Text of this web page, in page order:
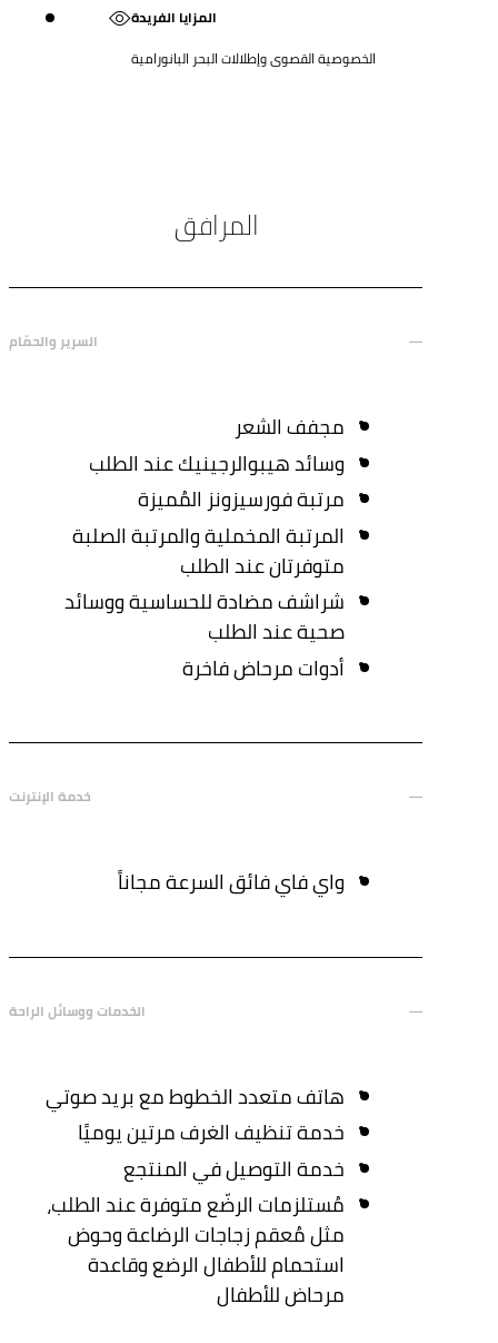
المزايا الفريدة
الخصوصية القصوى وإطلالات البحر البانورامية
المرافق
السرير والحمّام
مجفف الشعر
وسائد هيبوالرجينيك عند الطلب
مرتبة فورسيزونز المُميزة
المرتبة المخملية والمرتبة الصلبة
متوفرتان عند الطلب
شراشف مضادة للحساسية ووسائد
صحية عند الطلب
أدوات مرحاض فاخرة
خدمة الإنترنت
واي فاي فائق السرعة مجاناً
الخدمات ووسائل الراحة
هاتف متعدد الخطوط مع بريد صوتي
خدمة تنظيف الغرف مرتين يوميًا
خدمة التوصيل في المنتجع
مُستلزمات الرضّع متوفرة عند الطلب،
مثل مُعقم زجاجات الرضاعة وحوض
استحمام للأطفال الرضع وقاعدة
مرحاض للأطفال